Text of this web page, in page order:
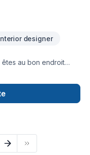
designer
êtes au bon endroit
votre style de vie.
est à votre portée.